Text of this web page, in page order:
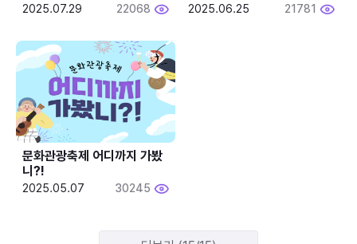
2025.07.29 22068 2025.06.25 21781
문화관광축제 어디까지 가봤
니?!
2025.05.07 30245